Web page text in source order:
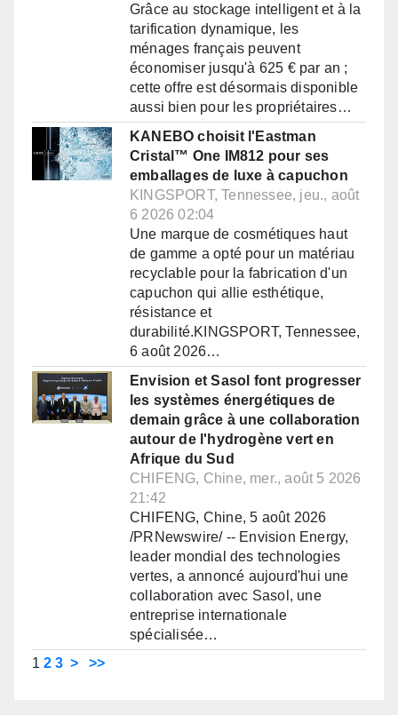
Grâce au stockage intelligent et à la
tarification dynamique, les
ménages français peuvent
économiser jusqu'à 625 € par an ;
cette offre est désormais disponible
aussi bien pour les propriétaires…
KANEBO choisit l'Eastman
Cristal™ One IM812 pour ses
emballages de luxe à capuchon
KINGSPORT, Tennessee, jeu., août
6 2026 02:04
Une marque de cosmétiques haut
de gamme a opté pour un matériau
recyclable pour la fabrication d'un
capuchon qui allie esthétique,
résistance et
durabilité.KINGSPORT, Tennessee,
6 août 2026…
Envision et Sasol font progresser
les systèmes énergétiques de
demain grâce à une collaboration
autour de l'hydrogène vert en
Afrique du Sud
CHIFENG, Chine, mer., août 5 2026
21:42
CHIFENG, Chine, 5 août 2026
/PRNewswire/ -- Envision Energy,
leader mondial des technologies
vertes, a annoncé aujourd'hui une
collaboration avec Sasol, une
entreprise internationale
spécialisée…
1 2 3 > >>